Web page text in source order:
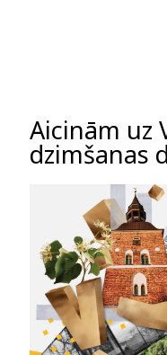
Aicinām uz
dzimšanas